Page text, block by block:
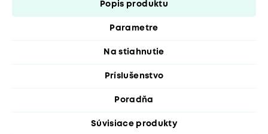
Popis produktu
Parametre
Na stiahnutie
Príslušenstvo
Poradňa
Súvisiace produkty